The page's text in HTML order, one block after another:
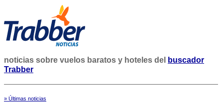
noticias sobre vuelos baratos y hoteles del
buscador
Trabber
» Últimas noticias